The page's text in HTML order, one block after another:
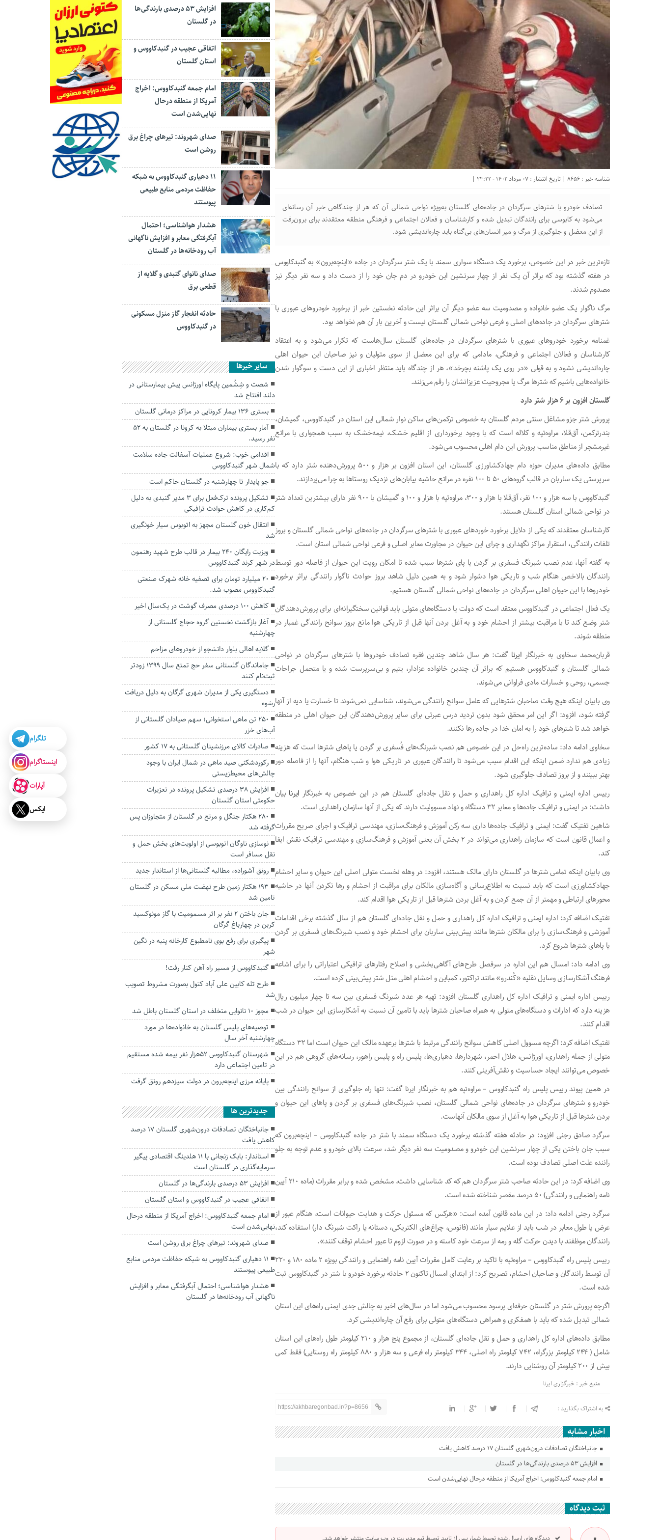
شناسه خبر : 8656 | تاریخ انتشار : 07 مرداد 1402 - 23:22 |
تصادف خودرو با شترهای سرگردان در جاده‌های گلستان به‌ویژه نواحی شمالی آن که هر از چندگاهی خبر آن رسانه‌ای
می‌شود به کابوسی برای رانندگان تبدیل شده و کارشناسان و فعالان اجتماعی و فرهنگی منطقه معتقدند برای برون‌رفت
از این معضل و جلوگیری از مرگ و میر انسان‌های بی‌گناه باید چاره‌اندیشی شود.
تازه‌ترین خبر در این خصوص، برخورد یک دستگاه سواری سمند با یک شتر سرگردان در جاده «اینچه‌برون» به گنبدکاووس
در هفته گذشته بود که براثر آن یک نفر از چهار سرنشین این خودرو در دم جان خود را از دست داد و سه نفر دیگر نیز
مصدوم شدند.
مرگ ناگوار یک عضو خانواده و مصدومیت سه عضو دیگر آن براثر این حادثه نخستین خبر از برخورد خودروهای عبوری با
شترهای سرگردان در جاده‌های اصلی و فرعی نواحی شمالی گلستان نیست و آخرین بار آن هم نخواهد بود.
غمنامه برخورد خودروهای عبوری با شترهای سرگردان در جاده‌های گلستان سال‌هاست که تکرار می‌شود و به اعتقاد
کارشناسان و فعالان اجتماعی و فرهنگی، مادامی که برای این معضل از سوی متولیان و نیز صاحبان این حیوان اهلی
چاره‌اندیشی نشود و به قولی «در روی یک پاشنه بچرخد»، هر از چندگاه باید منتظر اخباری از این دست و سوگوار شدن
خانواده‌هایی باشیم که شترها مرگ یا مجروحیت عزیزانشان را رقم می‌زنند.
گلستان افزون بر ۶ هزار شتر دارد
پرورش شتر جزو مشاغل سنتی مردم گلستان به خصوص ترکمن‌های ساکن نوار شمالی این استان در گنبدکاووس، گمیشان،
بندرترکمن، آق‌قلا، مراوه‌تپه و کلاله است که با وجود برخورداری از اقلیم خشک، نیمه‌خشک به سبب همجواری با مراتع
غیرمشچر از مناطق مناسب پرورش این دام اهلی محسوب می‌شود.
مطابق داده‌های مدیران حوزه دام جهادکشاورزی گلستان، این استان افزون بر هزار و ۵۰۰ پرورش‌دهنده شتر دارد که با
سرپرستی یک ساربان در قالب گروه‌های ۵۰ تا ۱۰۰ نفره در مراتع حاشیه بیابان‌های نزدیک روستاها به چرا می‌پردازند.
گنبدکاووس با سه هزار و ۱۰۰ نفر، آق‌قلا با هزار و ۳۰۰، مراوه‌تپه با هزار و ۱۰۰ و گمیشان با ۹۰۰ نفر دارای بیشترین تعداد شتر
در نواحی شمالی استان گلستان هستند.
کارشناسان معتقدند که یکی از دلایل برخورد خوردهای عبوری با شترهای سرگردان در جاده‌های نواحی شمالی گلستان و بروز
تلفات رانندگی، استقرار مراکز نگهداری و چرای این حیوان در مجاورت معابر اصلی و فرعی نواحی شمالی استان است.
به گفته آنها، عدم نصب شبرنگ فسفری بر گردن یا پای شترها سبب شده تا امکان رویت این حیوان از فاصله دور توسط
رانندگان بالاخص هنگام شب و تاریکی هوا دشوار شود و به همین دلیل شاهد بروز حوادث ناگوار رانندگی براثر برخورد
خودروها با این حیوان اهلی سرگردان در جاده‌های نواحی شمالی گلستان هستیم.
یک فعال اجتماعی در گنبدکاووس معتقد است که دولت یا دستگاه‌های متولی باید قوانین سختگیرانه‌ای برای پرورش‌دهندگان
شتر وضع کند تا با مراقبت بیشتر از احشام خود و به آغل بردن آنها قبل از تاریکی هوا مانع بروز سوانح رانندگی غمبار در
منطقه شوند.
قربان‌محمد سخاوی به خبرنگار ایرنا گفت: هر سال شاهد چندین فقره تصادف خودروها با شترهای سرگردان در نواحی
شمالی گلستان و گنبدکاووس هستیم که براثر آن چندین خانواده عزادار، یتیم و بی‌سرپرست شده و یا متحمل جراحات
جسمی، روحی و خسارات مادی فراوانی می‌شوند.
وی بابیان اینکه هیچ وقت صاحبان شترهایی که عامل سوانح رانندگی می‌شوند، شناسایی نمی‌شوند تا خسارت یا دیه از آنها
گرفته شود، افزود: اگر این امر محقق شود بدون تردید درس عبرتی برای سایر پرورش‌دهندگان این حیوان اهلی در منطقه
خواهد شد تا شترهای خود را به امان خدا در جاده‌ رها نکنند.
سخاوی ادامه داد: ساده‌ترین راه‌حل در این خصوص هم نصب شبرنگ‌های فُسفری بر گردن یا پاهای شترها است که هزینه
زیادی هم ندارد ضمن اینکه این اقدام سبب می‌شود تا رانندگان عبوری در تاریکی هوا و شب هنگام، آنها را از فاصله دور
بهتر ببینند و از بروز تصادف جلوگیری شود.
رییس اداره ایمنی و ترافیک اداره کل راهداری و حمل و نقل جاده‌ای گلستان هم در این خصوص به خبرنگار ایرنا بیان
داشت: در ایمنی و ترافیک جاده‌ها و معابر ۳۲ دستگاه و نهاد مسوولیت دارند که یکی از آنها سازمان راهداری است.
شاهین تفتیک گفت: ایمنی و ترافیک جاده‌ها داری سه رکن آموزش و فرهنگ‌سازی، مهندسی ترافیک و اجرای صریح مقررات
و اعمال قانون است که سازمان راهداری می‌تواند در ۲ بخش آن یعنی آموزش و فرهنگ‌سازی و مهندسی ترافیک نقش ایفا
کند.
وی بابیان اینکه تمامی شترها در گلستان دارای مالک هستند، افزود: در وهله نخست متولی اصلی این حیوان و سایر احشام
جهادکشاورزی است که باید نسبت به اطلاع‌رسانی و آگاه‌سازی مالکان برای مراقبت از احشام و رها نکردن آنها در حاشیه
محورهای ارتباطی و مهمتر از آن جمع کردن و به آغل بردن شترها قبل از تاریکی هوا اقدام کند.
تفتیک اضافه کرد: اداره ایمنی و ترافیک اداره کل راهداری و حمل و نقل جاده‌ای گلستان هم از سال گذشته برخی اقدامات
آموزشی و فرهنگ‌سازی را برای مالکان شترها مانند پیش‌بینی ساربان برای احشام خود و نصب شبرنگ‌های فسفری بر گردن
یا پاهای شترها شروع کرد.
وی ادامه داد: امسال هم این اداره در سرفصل طرح‌های آگاهی‌بخشی و اصلاح رفتارهای ترافیکی اعتباراتی را برای اشاعه
فرهنگ آشکارسازی وسایل نقلیه «کُندرو» مانند تراکتور، کمباین و احشام اهلی مثل شتر پیش‌بینی کرده است.
رییس اداره ایمنی و ترافیک اداره کل راهداری گلستان افزود: تهیه هر عدد شبرنگ فسفری بین سه تا چهار میلیون ریال
هزینه دارد که ادارات و دستگاه‌های متولی به همراه صاحبان شترها باید با تامین آن نسبت به آشکارسازی این حیوان در شب
اقدام کنند.
تفتیک اضافه کرد: اگرچه مسوول اصلی کاهش سوانح رانندگی مرتبط با شترها برعهده مالک این حیوان است اما ۳۲ دستگاه
متولی از جمله راهداری، اورژانس، هلال احمر، شهردارها، دهیاری‌ها، پلیس راه و پلیس راهور، رسانه‌های گروهی هم در این
خصوص می‌توانند ایجاد حساسیت و نقش‌آفرینی کنند.
در همین پیوند رییس پلیس راه گنبدکاووس – مراوه‌تپه هم به خبرنگار ایرنا گفت: تنها راه جلوگیری از سوانح رانندگی بین
خودرو و شترهای سرگردان در جاده‌های نواحی شمالی گلستان، نصب شبرنگ‌های فسفری بر گردن و پاهای این حیوان و
بردن شترها قبل از تاریکی هوا به آغل از سوی مالکان آنهاست.
سرگرد صادق رجنی افزود: در حادثه هفته گذشته برخورد یک دستگاه سمند با شتر در جاده گنبدکاووس – اینچه‌برون که
سبب جان باختن یکی از چهار سرنشین این خودرو و مصدومیت سه نفر دیگر شد، سرعت بالای خودرو و عدم توجه به جلو
راننده علت اصلی تصادف بوده است.
وی اضافه کرد: در این حادثه صاحب شتر سرگردان هم که کد شناسایی داشت، مشخص شده و برابر مقررات (ماده ۲۱۰ آیین
نامه راهنمایی و رانندگی) ۵۰ درصد مقصر شناخته شده است.
سرگرد رجنی ادامه داد: در این ماده قانون آمده است: «هرکس که مسئول حرکت و هدایت حیوانات است، هنگام عبور از
عرض یا طول معابر در شب باید از علایم سیار مانند (فانوس، چراغ‌های الکتریکی، دستانه یا راکت شبرنگ ‌دار) استفاده کند،
رانندگان موظفند با دیدن حرکت گله و رمه از سرعت خود کاسته و در صورت لزوم تا عبور احشام توقف کنند».
رییس پلیس راه گنبدکاووس – مراوه‌تپه با تاکید بر رعایت کامل مقررات آیین نامه راهنمایی و رانندگی بویژه ۲ ماده ۱۸۰ و ۲۲۰
آن توسط رانندگان و صاحبان احشام، تصریح کرد: از ابتدای امسال تاکنون ۲ حادثه برخورد خودرو با شتر در گنبدکاووس ثبت
شده است.
اگرچه پرورش شتر در گلستان حرفه‌ای پرسود محسوب می‌شود اما در سال‌های اخیر به چالش جدی ایمنی راه‌های این استان
شمالی تبدیل شده که باید با همفکری و همراهی دستگاه‌های متولی برای رفع آن چاره‌اندیشی کرد.
مطابق داده‌های اداره کل راهداری و حمل و نقل جاده‌ای گلستان، از مجموع پنج هزار و ۲۱۰ کیلومتر طول راه‌های این استان
شامل ( ۲۴۴ کیلومتر بزرگراه، ۷۴۲ کیلومتر راه اصلی، ۳۴۴ کیلومتر راه فرعی و سه هزار و ۸۸۰ کیلومتر راه روستایی) فقط کمی
بیش از ۲۰۰ کیلومتر آن روشنایی دارند.
منبع خبر : خبرگزاری ایرنا
به اشتراک بگذارید : https://akhbaregonbad.ir/?p=8656
اخبار مشابه
جانباختگان تصادفات درون‌شهری گلستان ۱۷ درصد کاهش یافت
افزایش ۵۳ درصدی بارندگی‌ها در گلستان
امام جمعه گنبدکاووس: اخراج آمریکا از منطقه درحال نهایی‌شدن است
ثبت دیدگاه
افزایش ۵۳ درصدی بارندگی‌ها
در گلستان
اتفاقی عجیب در‌ گنبدکاووس و
استان گلستان
امام جمعه گنبدکاووس: اخراج
آمریکا از منطقه درحال
نهایی‌شدن است
صدای شهروند: تیرهای چراغ برق
روشن است
۱۱ دهیاری گنبدکاووس به شبکه
حفاظت مردمی منابع طبیعی
پیوستند
هشدار هواشناسی؛ احتمال
آبگرفتگی معابر و افزایش ناگهانی
آب رودخانه‌ها در گلستان
صدای نانوای گنبدی و گلایه از
قطعی برق
حادثه انفجار گاز منزل مسکونی
در گنبدکاووس
سایر خبرها
شصت و شِشُمین پایگاه اورژانس پیش بیمارستانی در
دلند افتتاح شد
بستری ۱۳۶ بیمار کرونایی در مراکز درمانی گلستان
آمار بستری بیماران مبتلا به کرونا در گلستان به ۵۲
نفر رسید.
اقدامی خوب: شروع عملیات آسفالت جاده سلامت
شمال شهر گنبدکاووس
جو پایدار تا چهارشنبه در گلستان حاکم است
تشکیل پرونده ترک‌فعل برای ۳ مدیر گنبدی به دلیل
کم‌کاری در کاهش حوادث ترافیکی
انتقال خون گلستان مجهز به اتوبوس سیار خونگیری
شد
ویزیت رایگان ۲۴۰ بیمار در قالب طرح شهید رهنمون
در شهر کرند گنبدکاووس
۲۰ میلیارد تومان برای تصفیه خانه شهرک صنعتی
گنبدکاووس مصوب شد.
کاهش ۱۰۰ درصدی مصرف گوشت در یک‌سال اخیر
آغاز بازگشت نخستین گروه حجاج گلستانی از
چهارشنبه
گلایه اهالی بلوار دانشجو از خودروهای مزاحم
جاماندگان گلستانی سفر حج تمتع سال ۱۳۹۹ زودتر
ثبت‌نام کنند
دستگیری یکی از مدیران شهری گرگان به دلیل دریافت
رشوه
۲۵۰ تن ماهی استخوانی؛ سهم صیادان گلستانی از
آب‌های خزر
صادرات کالای مرزنشینان گلستانی به ۱۷ کشور
رکوردشکنی صید ماهی در شمال ایران با وجود
چالش‌های محیط‌زیستی
افزایش ۳۸ درصدی تشکیل پرونده در تعزیرات
حکومتی استان گلستان
۲۸۰ هکتار جنگل و مرتع در گلستان از متجاوزان پس
گرفته شد
نوسازی ناوگان اتوبوسی از اولویت‌های بخش حمل و
نقل مسافر است
رونق آشوراده، مطالبه گلستانی‌ها از استاندار جدید
۱۹۳ هکتار زمین طرح نهضت ملی مسکن در گلستان
تامین شد
جان باختن ۲ نفر بر اثر مسمومیت با گاز مونوکسید
کربن در چهارباغ گرگان
پیگیری برای رفع بوی نامطبوع کارخانه پنبه در نگین
شهر
گنبدکاووس از مسیر راه آهن کنار رفت!
طرح تله کابین علی آباد کتول بصورت مشروط تصویب
شد
مجوز ۱۰ نانوایی متخلف در استان گلستان باطل شد
توصیه‌های پلیس گلستان به خانواده‌ها در مورد
چهارشنبه آخر سال
شهرستان گنبدکاووس ۵۲هزار نفر بیمه شده مستقیم
در تامین اجتماعی دارد
پایانه مرزی اینچه‌برون در دولت سیزدهم رونق گرفت
جديدترين ها
جانباختگان تصادفات درون‌شهری گلستان ۱۷ درصد
کاهش یافت
استاندار: بابک زنجانی با ۱۱ هلدینگ اقتصادی پیگیر
سرمایه‌گذاری در گلستان است
افزایش ۵۳ درصدی بارندگی‌ها در گلستان
اتفاقی عجیب در‌ گنبدکاووس و استان گلستان
امام جمعه گنبدکاووس: اخراج آمریکا از منطقه درحال
نهایی‌شدن است
صدای شهروند: تیرهای چراغ برق روشن است
۱۱ دهیاری گنبدکاووس به شبکه حفاظت مردمی منابع
طبیعی پیوستند
هشدار هواشناسی؛ احتمال آبگرفتگی معابر و افزایش
ناگهانی آب رودخانه‌ها در گلستان
تلگرام
اینستاگرام
آپارات
ایکس